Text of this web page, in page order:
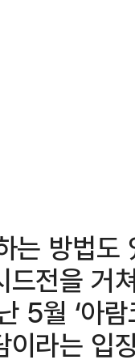
는 방법도
드전을 거
5월 ‘아
라는 입